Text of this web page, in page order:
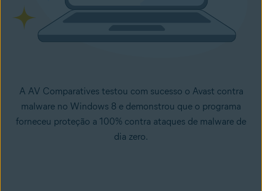
A AV Comparatives testou com sucesso o Avast contra
malware no Windows 8 e demonstrou que o programa
forneceu proteção a 100% contra ataques de malware de
dia zero.